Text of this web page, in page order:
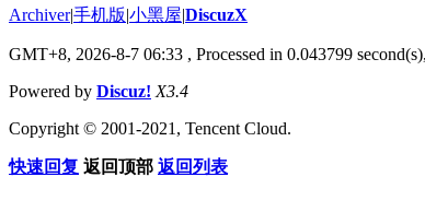
Archiver|手机版|小黑屋|DiscuzX
GMT+8, 2026-8-7 06:33 , Processed in 0.043799
Powered by Discuz! X3.4
Copyright © 2001-2021, Tencent Cloud.
快速回复 返回顶部 返回列表